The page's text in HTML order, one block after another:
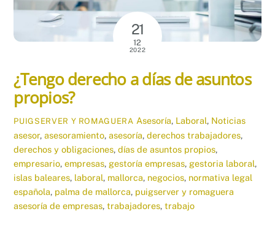
21
12
2022
¿Tengo derecho a días de asuntos
propios?
PUIGSERVER Y ROMAGUERA Asesoría, Laboral, Noticias
asesor,asesoramiento,asesoría,derechos trabajadores,
derechos y obligaciones,días de asuntos propios,
empresario,empresas, gestoría empresas, gestoria laboral,
islas baleares, laboral, mallorca, negocios, normativa legal
española, palma de mallorca, puigserver y romaguera
asesoría de empresas,trabajadores,trabajo